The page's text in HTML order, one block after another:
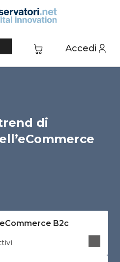
Accedi
di
B2c